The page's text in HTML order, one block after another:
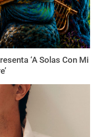
‘A Solas Con Mi